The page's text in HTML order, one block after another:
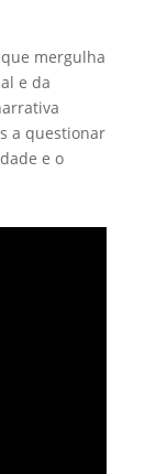
mergulha
e da
a questionar
e o